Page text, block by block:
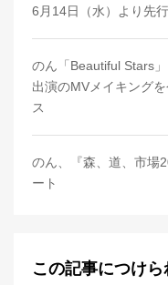
6月14日（水）より先
のん「Beautiful Stars
出演のMVメイキング
ス
のん、『森、道、市場
ート
この記事につけ